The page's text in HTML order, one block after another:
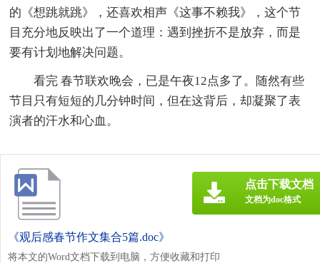
的《想跳就跳》，还喜欢相声《这事不赖我》，这个节
目充分地反映出了一个道理：遇到挫折不是放弃，而是
要有计划地解决问题。
看完 春节联欢晚会，已是午夜12点多了。随然有些
节目只有短短的几分钟时间，但在这背后，却凝聚了表
演者的汗水和心血。
《观后感春节作文集合5篇.doc》
将本文的Word文档下载到电脑，方便收藏和打印
点击下载文档
文档为doc格式